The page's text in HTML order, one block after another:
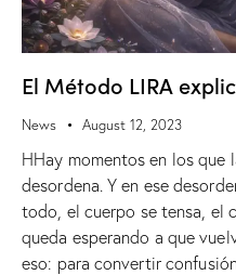
El Método LIRA
News August 12, 2023
HHay momentos en los
desordena. Y en ese
todo, el cuerpo se tensa, el
queda esperando a que
eso: para convertir